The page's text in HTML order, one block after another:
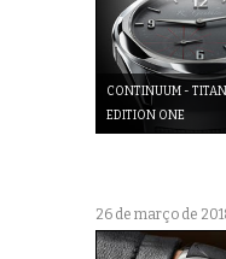
CONTINUUM -
EDITION ONE
26 de março de